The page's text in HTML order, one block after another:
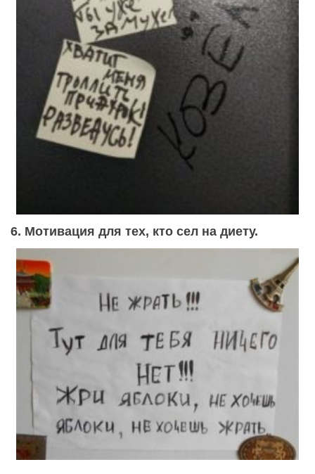
6. Мотивация для тех, кто сел на диету.